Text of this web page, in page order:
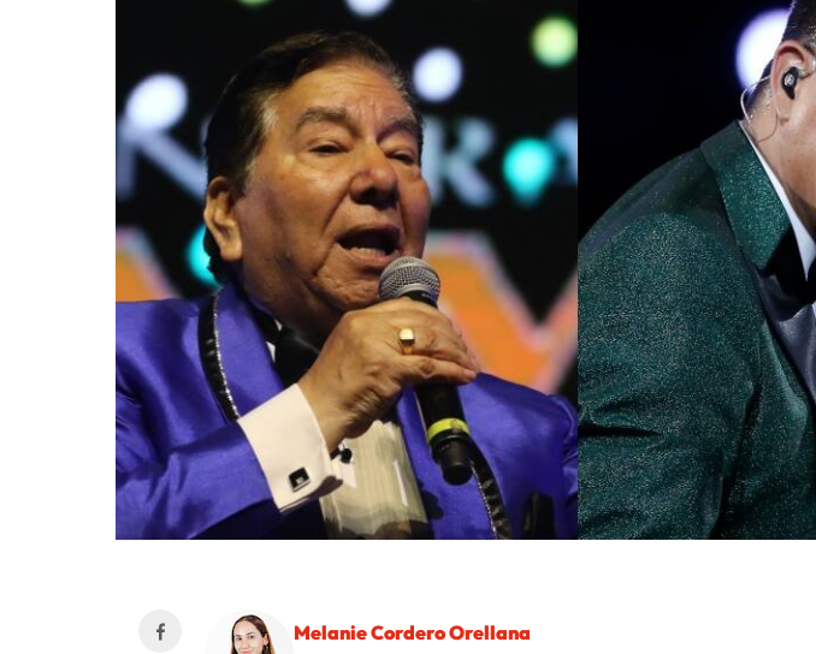
Melanie Cordero Orellana